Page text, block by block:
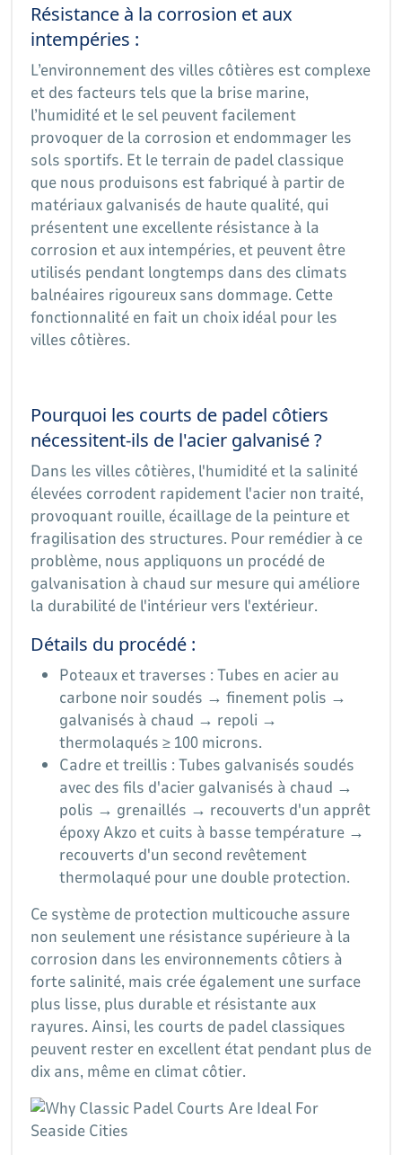
Résistance à la corrosion et aux
intempéries :
L’environnement des villes côtières est complexe
et des facteurs tels que la brise marine,
l’humidité et le sel peuvent facilement
provoquer de la corrosion et endommager les
sols sportifs. Et le terrain de padel classique
que nous produisons est fabriqué à partir de
matériaux galvanisés de haute qualité, qui
présentent une excellente résistance à la
corrosion et aux intempéries, et peuvent être
utilisés pendant longtemps dans des climats
balnéaires rigoureux sans dommage. Cette
fonctionnalité en fait un choix idéal pour les
villes côtières.
Pourquoi les courts de padel côtiers
nécessitent-ils de l'acier galvanisé ?
Dans les villes côtières, l'humidité et la salinité
élevées corrodent rapidement l'acier non traité,
provoquant rouille, écaillage de la peinture et
fragilisation des structures. Pour remédier à ce
problème, nous appliquons un procédé de
galvanisation à chaud sur mesure qui améliore
la durabilité de l'intérieur vers l'extérieur.
Détails du procédé :
Poteaux et traverses : Tubes en acier au
carbone noir soudés → finement polis →
galvanisés à chaud → repoli →
thermolaqués ≥ 100 microns.
Cadre et treillis : Tubes galvanisés soudés
avec des fils d'acier galvanisés à chaud →
polis → grenaillés → recouverts d'un apprêt
époxy Akzo et cuits à basse température →
recouverts d'un second revêtement
thermolaqué pour une double protection.
Ce système de protection multicouche assure
non seulement une résistance supérieure à la
corrosion dans les environnements côtiers à
forte salinité, mais crée également une surface
plus lisse, plus durable et résistante aux
rayures. Ainsi, les courts de padel classiques
peuvent rester en excellent état pendant plus de
dix ans, même en climat côtier.